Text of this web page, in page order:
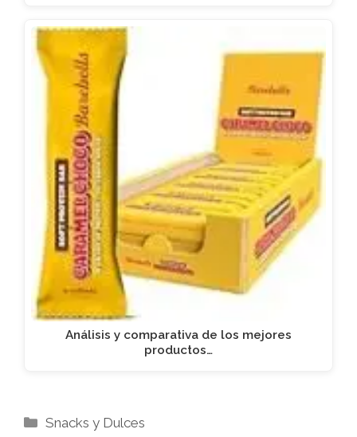
Análisis y comparativa de los mejores
productos…
Categorías
Snacks y Dulces